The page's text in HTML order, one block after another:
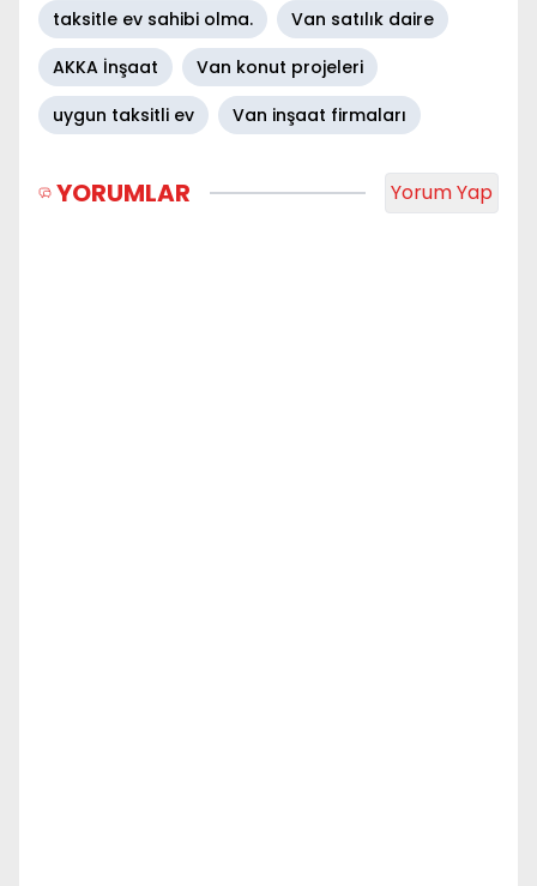
taksitle ev sahibi olma.
Van satılık daire
AKKA İnşaat
Van konut projeleri
uygun taksitli ev
Van inşaat firmaları
YORUMLAR Yorum Yap